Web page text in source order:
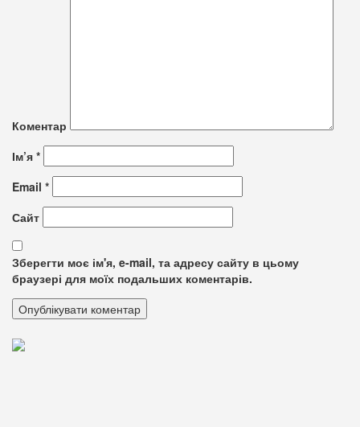
Коментар
Ім’я *
Email *
Сайт
Зберегти моє ім'я, e-mail, та адресу сайту в цьому
браузері для моїх подальших коментарів.